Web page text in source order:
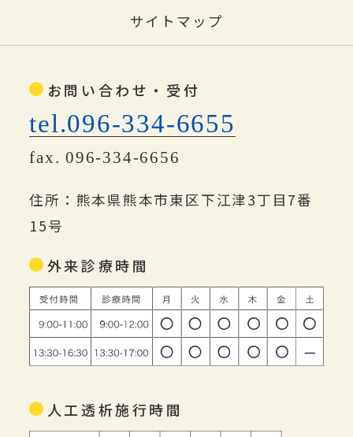
サイトマップ
お問い合わせ・受付
tel.096-334-6655
fax. 096-334-6656
住所：熊本県熊本市東区下江津3丁目7番
15号
外来診療時間
人工透析施行時間